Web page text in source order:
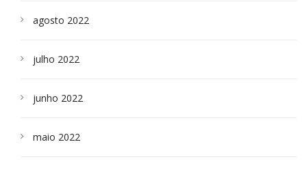
agosto 2022
julho 2022
junho 2022
maio 2022